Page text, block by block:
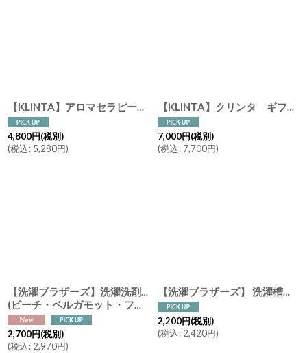
【KLINTA】アロマセラピー マッサージキャンドル １８０ml ティーツリー ゼラニウム レモングラス オレンジ シダーウッド Aromaterapi Mssage Candle スウェーデン イギリス
4,800円(税別)
(税込: 5,280円)
【KLINTA】クリンタ ギフトセット メンズコレクション マッサージキャンドル アロマキャンドル キャンドル アロマ ３個セット ギフト プレゼント
7,000円(税別)
(税込: 7,700円)
【洗濯ブラザーズ】洗濯洗剤 600ml ランドリーディタージェント（綿・麻・合成繊維用）
(ビーチ・ベルガモット・フレグランスフリー・グリーンアップル・フォレスト・センチャ・ローズハーブ）LIVRER YOKOHAMA ランドリーソープ
2,700円(税別)
(税込: 2,970円)
【洗濯ブラザーズ】 洗濯槽クリーナー 150ml 塩素フリー １本で5回分 Washing Machine Cleaner LIVRER YOKOHAMA リブレ ヨコハマ
2,200円(税別)
(税込: 2,420円)